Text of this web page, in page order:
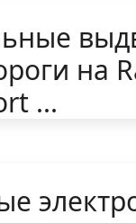
на
...